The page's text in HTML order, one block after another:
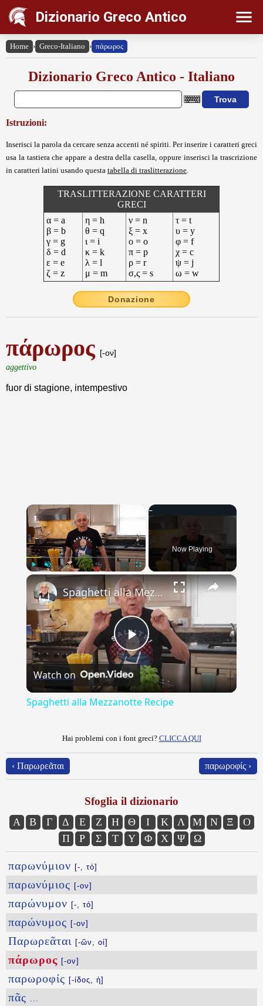
Dizionario Greco Antico
Home › Greco-Italiano › πάρωρος
Dizionario Greco Antico - Italiano
Istruzioni:
Inserisci la parola da cercare senza accenti né spiriti. Per inserire i caratteri greci
usa la tastiera che appare a destra della casella, oppure inserisci la trascrizione
in caratteri latini usando questa tabella di traslitterazione
TRASLITTERAZIONE CARATTERI
GRECI
α = a
β = b
γ = g
δ = d
ε = e
ζ = z
η = h
θ = q
ι = i
κ = k
λ = l
μ = m
ν = n
ξ = x
ο = o
π = p
ρ = r
σ,ς = s
τ = t
υ = y
φ = f
χ = c
ψ = j
ω = w
Donazione
πάρωρος [-ον]
aggettivo
fuor di stagione, intempestivo
Unmute
Now Playing
×
Play
Video
Spaghetti alla Mezzanotte Recipe
Watch on
Spaghetti alla Mezzanotte Recipe
Hai problemi con i font greci? CLICCA QUI
‹ Παρωρεᾶται παρωροφίς ›
Sfoglia il dizionario
Α Β Γ Δ Ε Ζ Η Θ Ι Κ Λ Μ Ν Ξ
Ο
Π
Ρ Σ Τ Υ Φ Χ Ψ Ω
παρωνύμιον [-, τό]
παρωνύμιος [-ον]
παρώνυμον [-, τό]
παρώνυμος [-ον]
Παρωρεᾶται [-ῶν, οἱ]
πάρωρος [-ον]
παρωροφίς [-ίδος, ἡ]
πᾶς ...